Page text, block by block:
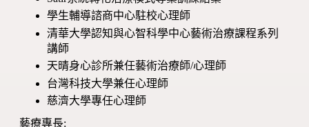
學生輔導諮商中心駐校心理師
清華大學認知與心智科學中心藝術治療課程系列
講師
天晴身心診所兼任藝術治療師/心理師
台灣科技大學兼任心理師
慈濟大學專任心理師
藝療專長: